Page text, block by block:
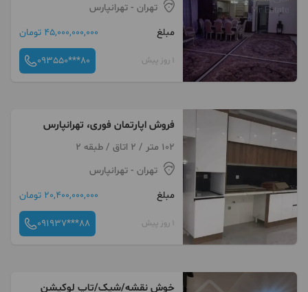
تهران - تهرانپارس
مبلغ
45,000,000,000 تومان
1 روز پیش 093550***80
فروش اپارتمان فوری، تهرانپارس
102 متر / 2 اتاق / طبقه 2
تهران - تهرانپارس
مبلغ
20,400,000,000 تومان
1 روز پیش 091937***88
خوش نقشه/شیک/تاپ لوکیشن